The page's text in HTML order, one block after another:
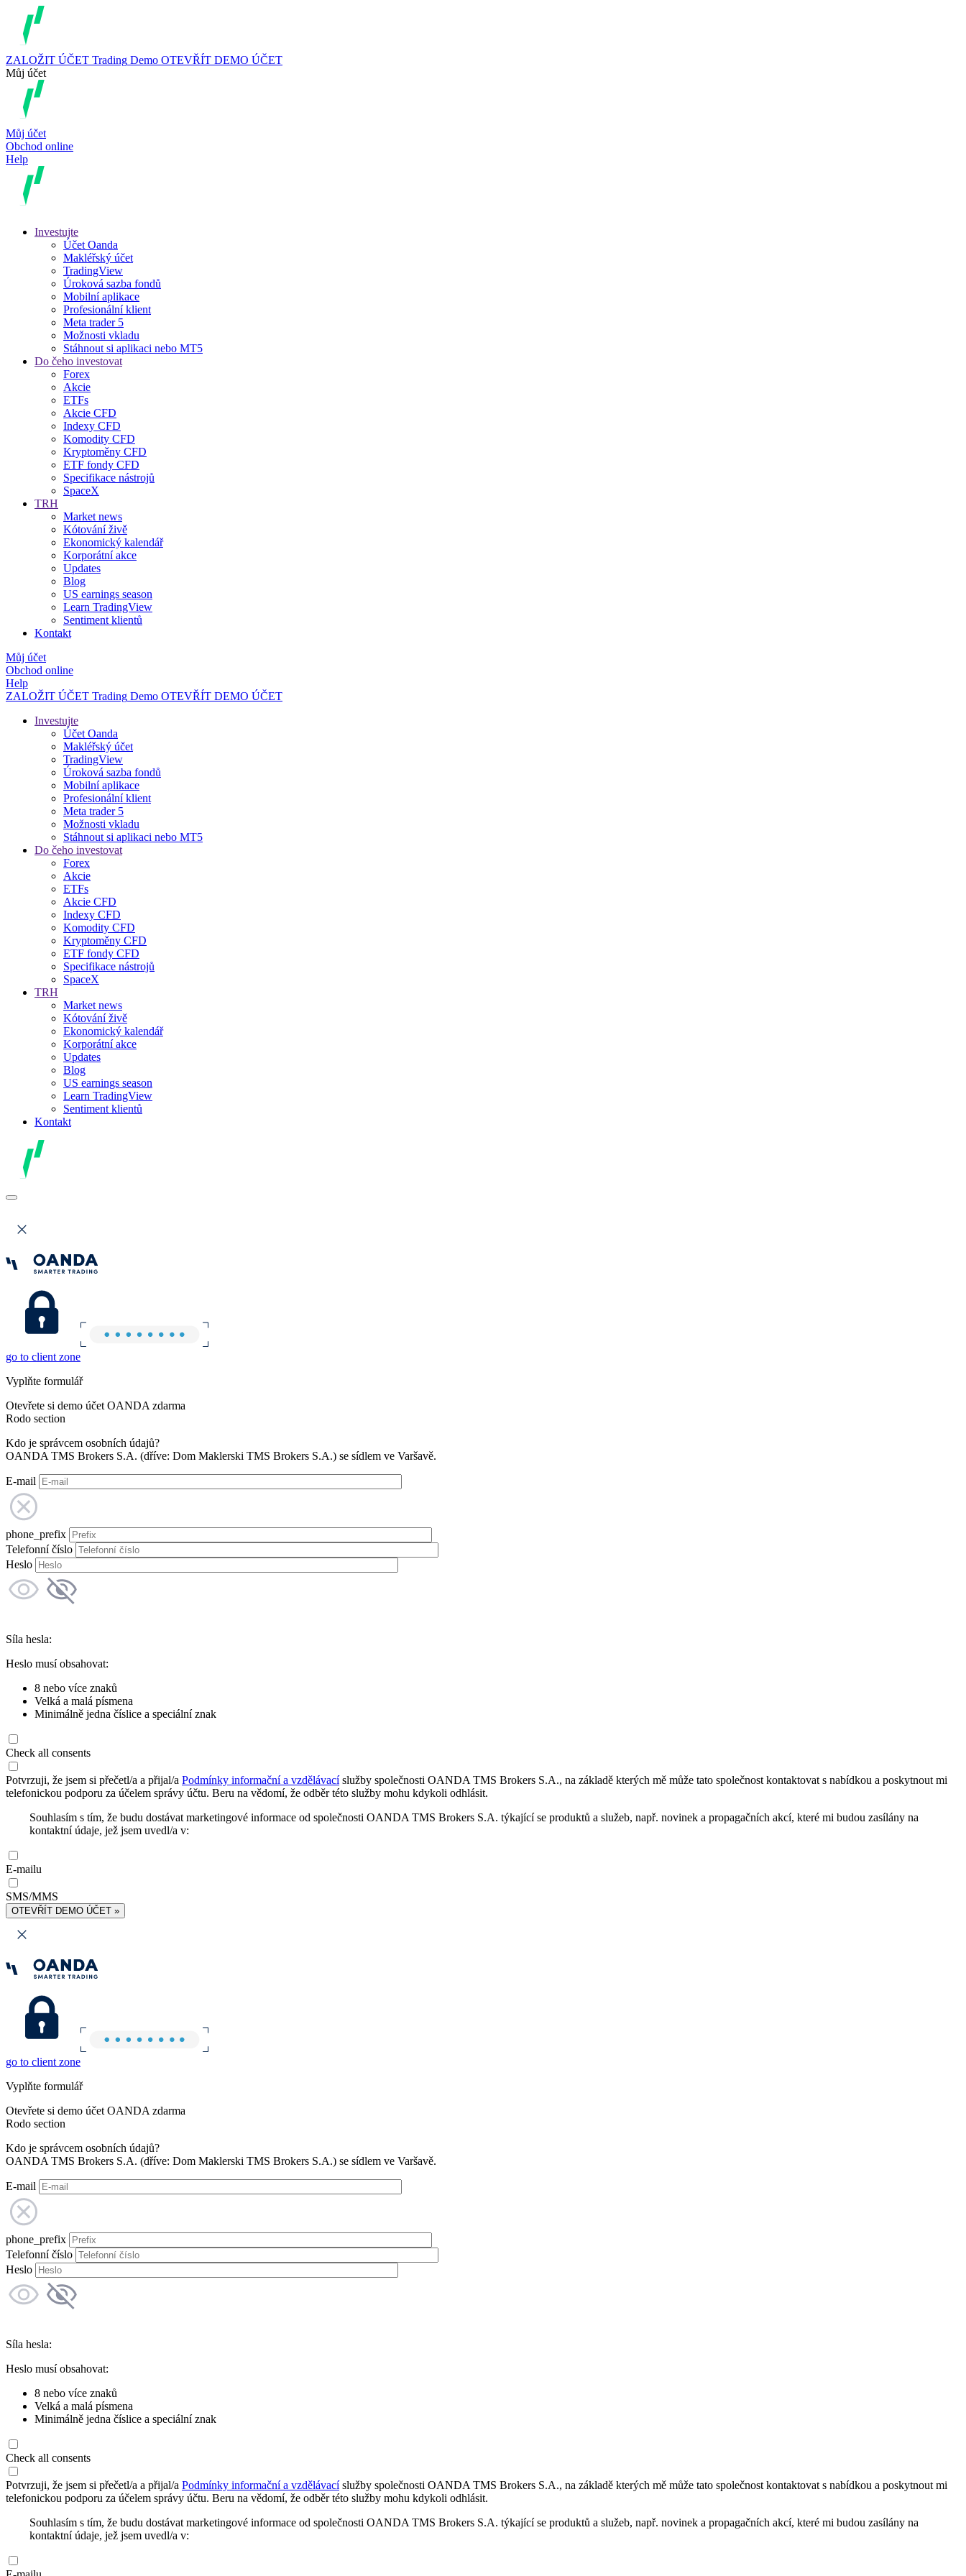
ZALOŽIT ÚČET Trading Demo OTEVŘÍT DEMO ÚČET
Můj účet
Můj účet
Obchod online
Help
Investujte
Účet Oanda
Makléřský účet
TradingView
Úroková sazba fondů
Mobilní aplikace
Profesionální klient
Meta trader 5
Možnosti vkladu
Stáhnout si aplikaci nebo MT5
Do čeho investovat
Forex
Akcie
ETFs
Akcie CFD
Indexy CFD
Komodity CFD
Kryptoměny CFD
ETF fondy CFD
Specifikace nástrojů
SpaceX
TRH
Market news
Kótování živě
Ekonomický kalendář
Korporátní akce
Updates
Blog
US earnings season
Learn TradingView
Sentiment klientů
Kontakt
Můj účet
Obchod online
Help
ZALOŽIT ÚČET Trading Demo OTEVŘÍT DEMO ÚČET
Investujte
Účet Oanda
Makléřský účet
TradingView
Úroková sazba fondů
Mobilní aplikace
Profesionální klient
Meta trader 5
Možnosti vkladu
Stáhnout si aplikaci nebo MT5
Do čeho investovat
Forex
Akcie
ETFs
Akcie CFD
Indexy CFD
Komodity CFD
Kryptoměny CFD
ETF fondy CFD
Specifikace nástrojů
SpaceX
TRH
Market news
Kótování živě
Ekonomický kalendář
Korporátní akce
Updates
Blog
US earnings season
Learn TradingView
Sentiment klientů
Kontakt
go to client zone
Vyplňte formulář
Otevřete si demo účet OANDA zdarma
Rodo section
Kdo je správcem osobních údajů?
OANDA TMS Brokers S.A. (dříve: Dom Maklerski TMS Brokers S.A.) se sídlem ve Varšavě.
E-mail
phone_prefix
Telefonní číslo
Heslo
Síla hesla:
Heslo musí obsahovat:
8 nebo více znaků
Velká a malá písmena
Minimálně jedna číslice a speciální znak
Check all consents
Potvrzuji, že jsem si přečetl/a a přijal/a Podmínky informační a vzdělávacíslužby společnosti OANDA TMS Brokers S.A., na základě kterých mě může tato společnost kontaktovat s nabídkou a poskytnout mi
telefonickou podporu za účelem správy účtu. Beru na vědomí, že odběr této služby mohu kdykoli odhlásit.
Souhlasím s tím, že budu dostávat marketingové informace od společnosti OANDA TMS Brokers S.A. týkající se produktů a služeb, např. novinek a propagačních akcí, které mi budou zasílány na
kontaktní údaje, jež jsem uvedl/a v:
E-mailu
SMS/MMS
OTEVŘÍT DEMO ÚČET »
go to client zone
Vyplňte formulář
Otevřete si demo účet OANDA zdarma
Rodo section
Kdo je správcem osobních údajů?
OANDA TMS Brokers S.A. (dříve: Dom Maklerski TMS Brokers S.A.) se sídlem ve Varšavě.
E-mail
phone_prefix
Telefonní číslo
Heslo
Síla hesla:
Heslo musí obsahovat:
8 nebo více znaků
Velká a malá písmena
Minimálně jedna číslice a speciální znak
Check all consents
Potvrzuji, že jsem si přečetl/a a přijal/a Podmínky informační a vzdělávacíslužby společnosti OANDA TMS Brokers S.A., na základě kterých mě může tato společnost kontaktovat s nabídkou a poskytnout mi
telefonickou podporu za účelem správy účtu. Beru na vědomí, že odběr této služby mohu kdykoli odhlásit.
Souhlasím s tím, že budu dostávat marketingové informace od společnosti OANDA TMS Brokers S.A. týkající se produktů a služeb, např. novinek a propagačních akcí, které mi budou zasílány na
kontaktní údaje, jež jsem uvedl/a v: